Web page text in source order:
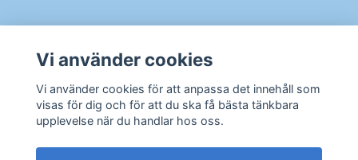
Sociala medier
Vi använder cookies
Vi använder cookies för att anpassa det innehåll som
visas för dig och för att du ska få bästa tänkbara
upplevelse när du handlar hos oss.